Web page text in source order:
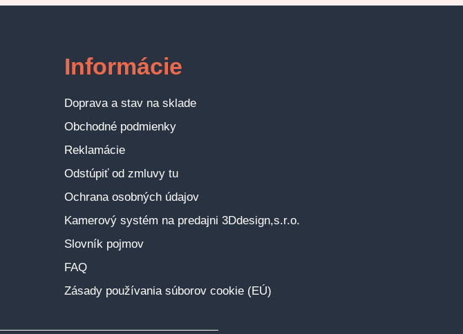
Informácie
Doprava a stav na sklade
Obchodné podmienky
Reklamácie
Odstúpiť od zmluvy tu
Ochrana osobných údajov
Kamerový systém na predajni 3Ddesign,s.r.o.
Slovník pojmov
FAQ
Zásady používania súborov cookie (EÚ)